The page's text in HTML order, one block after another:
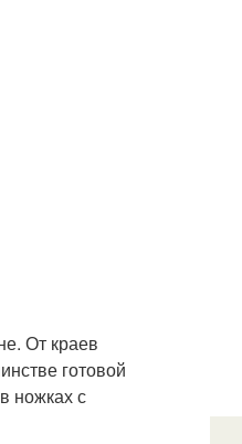
От краев
готовой
ножках с